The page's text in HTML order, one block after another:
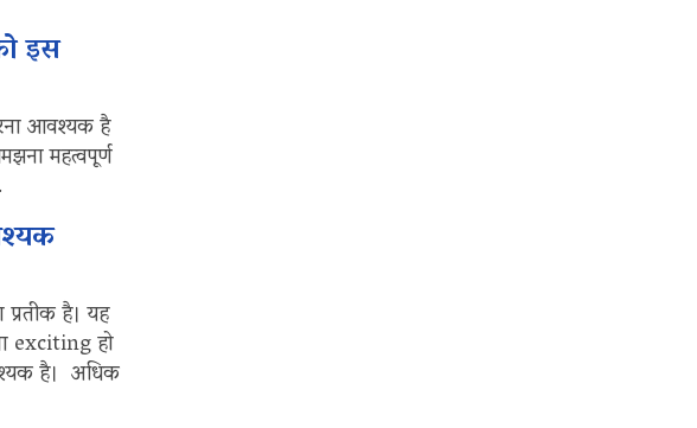
इस
आवश्यक है
महत्वपूर्ण
.
है। यह
exciting हो
है। अधिक